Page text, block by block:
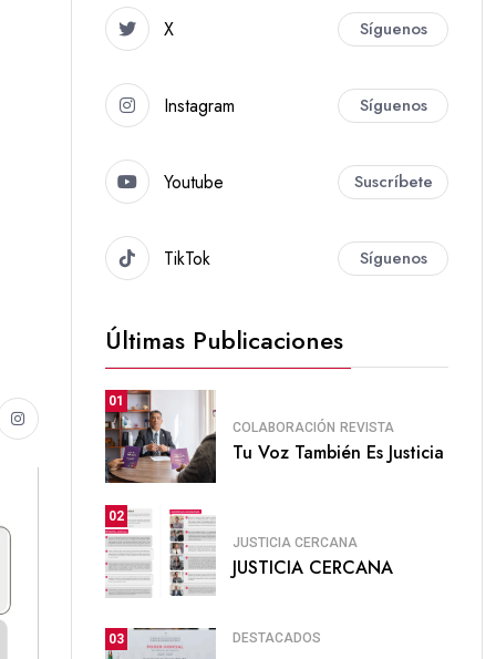
X Síguenos
Instagram Síguenos
Youtube Suscríbete
TikTok Síguenos
Últimas Publicaciones
01
COLABORACIÓN REVISTA
Tu Voz También Es Justicia
02
JUSTICIA CERCANA
JUSTICIA CERCANA
03 DESTACADOS